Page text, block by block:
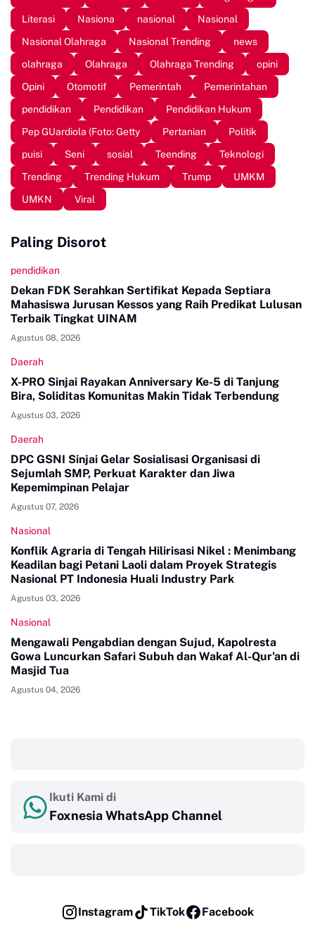
Literasi
Nasiona nasional
Nasional
Nasional Olahraga
Nasional Trending
news
olahraga
Olahraga Olahraga Trending
opini
Opini
Otomotif Pemerintah
Pemerintahan
pendidikan
Pendidikan
Pendidikan Hukum
Pep GUardiola (Foto: Getty
Pertanian
Politik
puisi
Seni sosial Teending
Teknologi
Trending
Trending Hukum Trump
UMKM
UMKN
Viral
Paling Disorot
pendidikan
Dekan FDK Serahkan Sertifikat Kepada Septiara
Mahasiswa Jurusan Kessos yang Raih Predikat Lulusan
Terbaik Tingkat UINAM
Agustus 08, 2026
Daerah
X-PRO Sinjai Rayakan Anniversary Ke-5 di Tanjung
Bira, Soliditas Komunitas Makin Tidak Terbendung
Agustus 03, 2026
Daerah
DPC GSNI Sinjai Gelar Sosialisasi Organisasi di
Sejumlah SMP, Perkuat Karakter dan Jiwa
Kepemimpinan Pelajar
Agustus 07, 2026
Nasional
Konflik Agraria di Tengah Hilirisasi Nikel : Menimbang
Keadilan bagi Petani Laoli dalam Proyek Strategis
Nasional PT Indonesia Huali Industry Park
Agustus 03, 2026
Nasional
Mengawali Pengabdian dengan Sujud, Kapolresta
Gowa Luncurkan Safari Subuh dan Wakaf Al-Qur'an di
Masjid Tua
Agustus 04, 2026
Ikuti Kami di
Foxnesia WhatsApp Channel
Instagram TikTok Facebook